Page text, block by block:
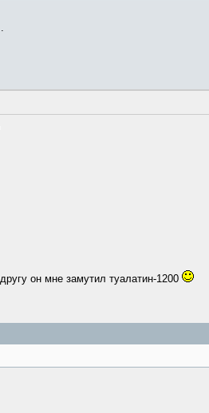
он мне замутил туалатин-1200